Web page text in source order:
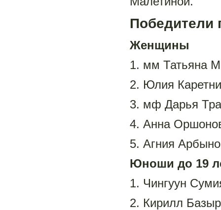
Победители
Женщины
1. мм Татьяна
2. Юлия
3. мф Дарья
4. Анна
5. Агния
Юноши до 19
1. Чингуун
2. Кирилл